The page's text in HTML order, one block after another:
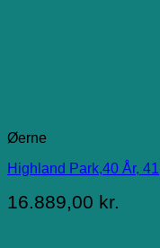
Øerne
Highland Park,40 År,
16.889,00 kr.